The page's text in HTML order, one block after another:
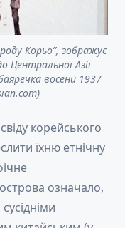
Корьо”, зображує
Центральної Азії
восени 1937
корейського
їхню етнічну
означало,